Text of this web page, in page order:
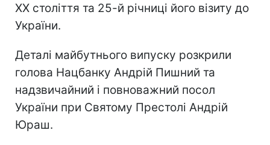
ХХ століття та 25-й річниці його візиту до
України.
Деталі майбутнього випуску розкрили
голова Нацбанку Андрій Пишний та
надзвичайний і повноважний посол
України при Святому Престолі Андрій
Юраш.